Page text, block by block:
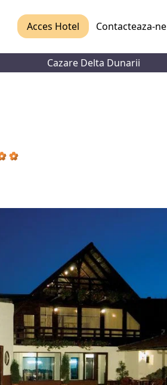
Acces Hotel Contacteaza-ne
Cazare Delta Dunarii